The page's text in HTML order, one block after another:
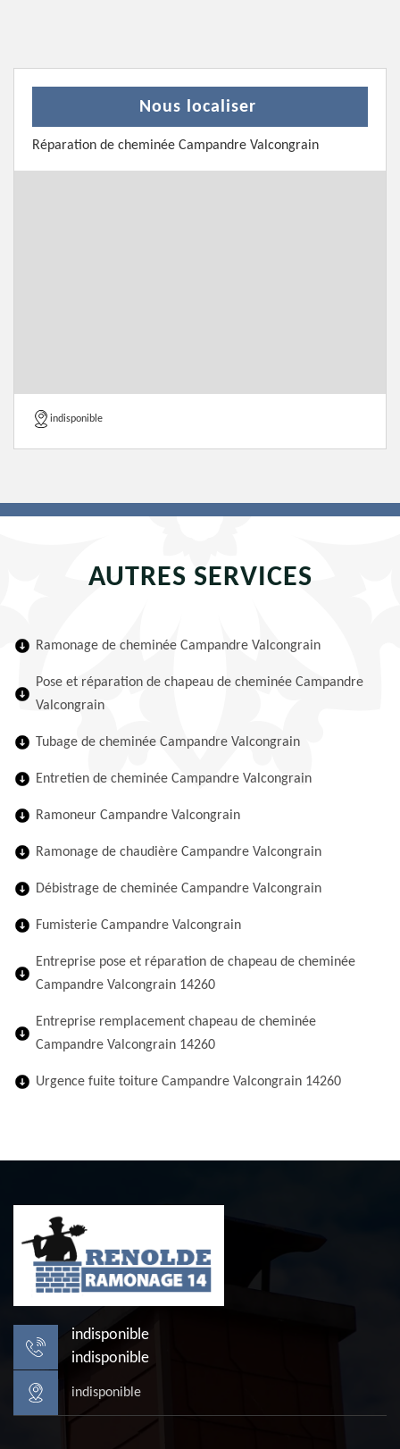
Nous localiser
Réparation de cheminée Campandre Valcongrain
indisponible
AUTRES SERVICES
Ramonage de cheminée Campandre Valcongrain
Pose et réparation de chapeau de cheminée Campandre
Valcongrain
Tubage de cheminée Campandre Valcongrain
Entretien de cheminée Campandre Valcongrain
Ramoneur Campandre Valcongrain
Ramonage de chaudière Campandre Valcongrain
Débistrage de cheminée Campandre Valcongrain
Fumisterie Campandre Valcongrain
Entreprise pose et réparation de chapeau de cheminée
Campandre Valcongrain 14260
Entreprise remplacement chapeau de cheminée
Campandre Valcongrain 14260
Urgence fuite toiture Campandre Valcongrain 14260
indisponible
indisponible
indisponible